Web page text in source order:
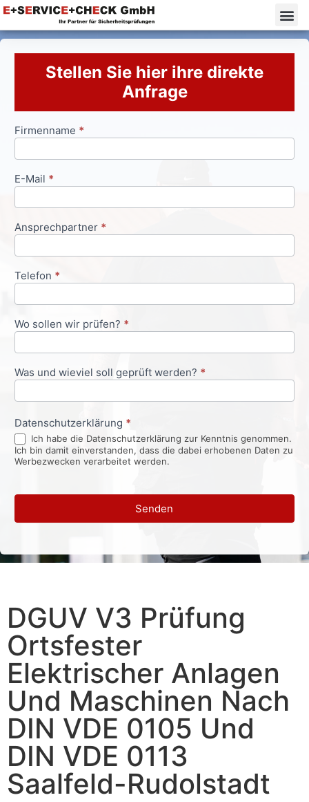
Stellen Sie hier ihre direkte
Anfrage
Anfrageformular
Firmenname *
E-Mail *
Ansprechpartner *
Telefon *
Wo sollen wir prüfen? *
Was und wieviel soll geprüft werden? *
Datenschutzerklärung *
Ich habe die Datenschutzerklärung zur Kenntnis genommen.
Ich bin damit einverstanden, dass die dabei erhobenen Daten zu
Werbezwecken verarbeitet werden.
Senden
DGUV V3 Prüfung
Ortsfester
Elektrischer Anlagen
Und Maschinen Nach
DIN VDE 0105 Und
DIN VDE 0113
Saalfeld-Rudolstadt